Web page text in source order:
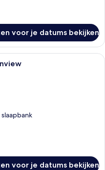
voor je datums bekijken
met een bed, een
voor je datums bekijken